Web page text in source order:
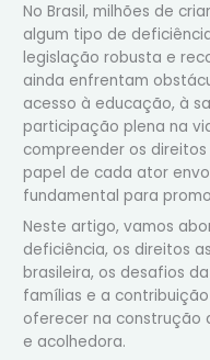
No Brasil, milhões de
algum tipo de
legislação robusta e
ainda enfrentam
acesso à educação, à
participação plena na
compreender os
papel de cada ator
fundamental para
Neste artigo, vamos
deficiência, os direitos
brasileira, os desafios
famílias e a
oferecer na construção
e acolhedora.